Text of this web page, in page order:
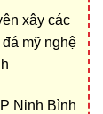
xây các
mỹ nghệ
Ninh Bình